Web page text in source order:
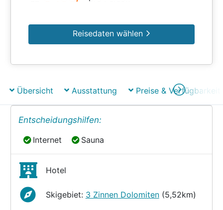
Reisedaten wählen
Übersicht Ausstattung Preise & Verfügbarkeit
Entscheidungshilfen:
Internet
Internet Sauna
Sauna
Hotel
Skigebiet: 3 Zinnen Dolomiten(5,52km)